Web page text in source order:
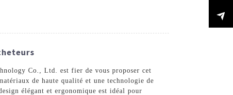
Co., Ltd. est fier de vous proposer cet
de haute qualité et une technologie de
élégant et ergonomique est idéal pour